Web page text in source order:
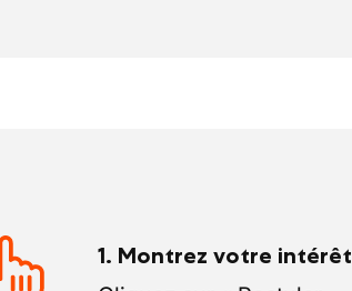
1. Montrez votre intérêt